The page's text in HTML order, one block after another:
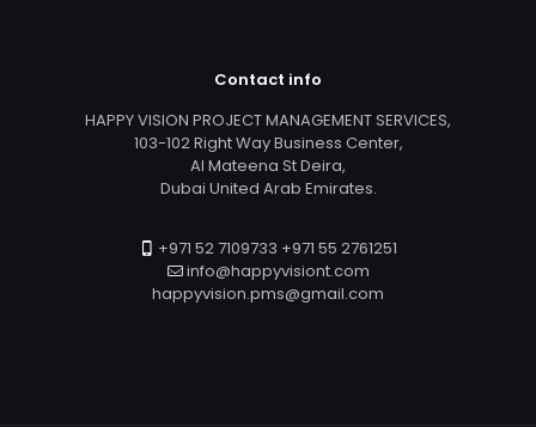
Contact info
HAPPY VISION PROJECT MANAGEMENT SERVICES,
103-102 Right Way Business Center,
Al Mateena St Deira,
Dubai United Arab Emirates.
+971 52 7109733 +971 55 2761251
info@happyvisiont.com
happyvision.pms@gmail.com